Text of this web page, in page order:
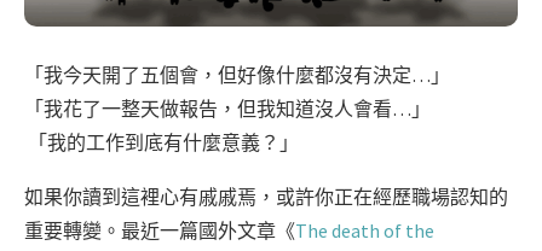
「我今天開了五個會，但好像什麼都沒有決定…」
「我花了一整天做報告，但我知道沒人會看…」
「我的工作到底有什麼意義？」
如果你讀到這裡心有戚戚焉，或許你正在經歷職場認知的
重要轉變。最近一篇國外文章《The death of the